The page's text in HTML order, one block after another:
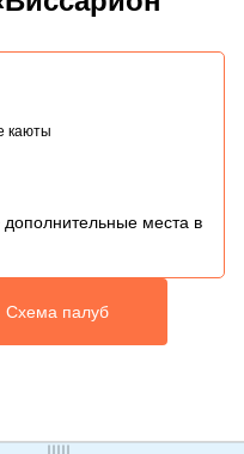
каюты
дополнительные места в
Схема палуб